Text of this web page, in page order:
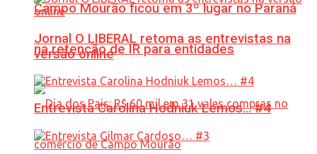
Campo Mourão ficou em 3º lugar no Paraná
na retenção de IR para entidades
Jornal O LIBERAL retoma as entrevistas na
versão online
Entrevista Carolina Hodniuk Lemos… #4